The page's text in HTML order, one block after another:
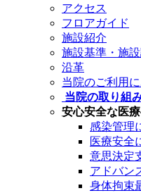
アクセス
フロアガイド
施設紹介
施設基準・施
沿革
当院のご利用
当院の取り組
安心安全な医
感染管理
医療安全
意思決定
アドバン
身体拘束